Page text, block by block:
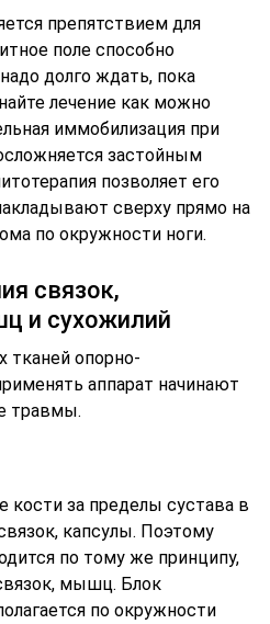
препятствием для
поле способно
долго ждать, пока
лечение как можно
иммобилизация при
застойным
позволяет его
сверху прямо на
по окружности ноги.
связок,
и сухожилий
тканей опорно-
аппарат начинают
травмы.
за пределы сустава в
капсулы. Поэтому
по тому же принципу,
мышц. Блок
по окружности